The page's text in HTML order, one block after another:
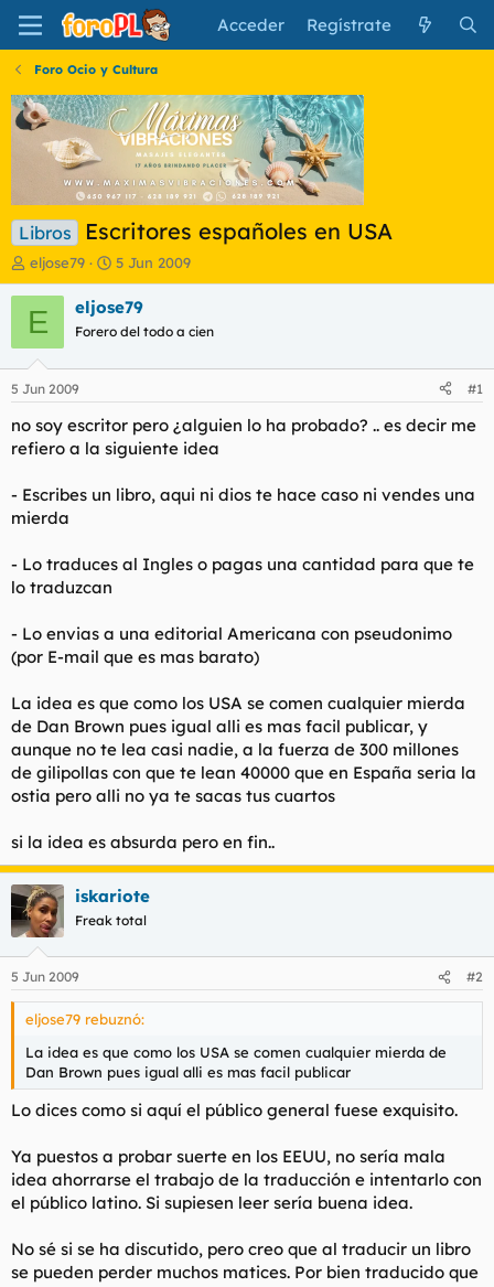
Acceder Regístrate
Foro Ocio y Cultura
Libros Escritores españoles en USA
I
n
i
c
a
d
o
r
d
e
t
e
a
eljose79
F
e
c
a
i
n
i
c
o
5 Jun 2009
E eljose79
Forero del todo a cien
5 Jun 2009 #1
no soy escritor pero ¿alguien lo ha probado? .. es decir me
refiero a la siguiente idea
- Escribes un libro, aqui ni dios te hace caso ni vendes una
mierda
- Lo traduces al Ingles o pagas una cantidad para que te
lo traduzcan
- Lo envias a una editorial Americana con pseudonimo
(por E-mail que es mas barato)
La idea es que como los USA se comen cualquier mierda
de Dan Brown pues igual alli es mas facil publicar, y
aunque no te lea casi nadie, a la fuerza de 300 millones
de gilipollas con que te lean 40000 que en España seria la
ostia pero alli no ya te sacas tus cuartos
si la idea es absurda pero en fin..
iskariote
Freak total
5 Jun 2009 #2
eljose79 rebuznó:
La idea es que como los USA se comen cualquier mierda de
Dan Brown pues igual alli es mas facil publicar
Lo dices como si aquí el público general fuese exquisito.
Ya puestos a probar suerte en los EEUU, no sería mala
idea ahorrarse el trabajo de la traducción e intentarlo con
el público latino. Si supiesen leer sería buena idea.
No sé si se ha discutido, pero creo que al traducir un libro
se pueden perder muchos matices. Por bien traducido que